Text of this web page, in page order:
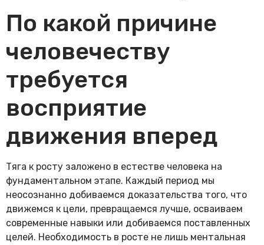
По какой причине
человечеству
требуется
восприятие
движения вперед
Тяга к росту заложено в естестве человека на
фундаментальном этапе. Каждый период мы
неосознанно добиваемся доказательства того, что
движемся к цели, превращаемся лучше, осваиваем
современные навыки или добиваемся поставленных
целей. Необходимость в росте не лишь ментальная